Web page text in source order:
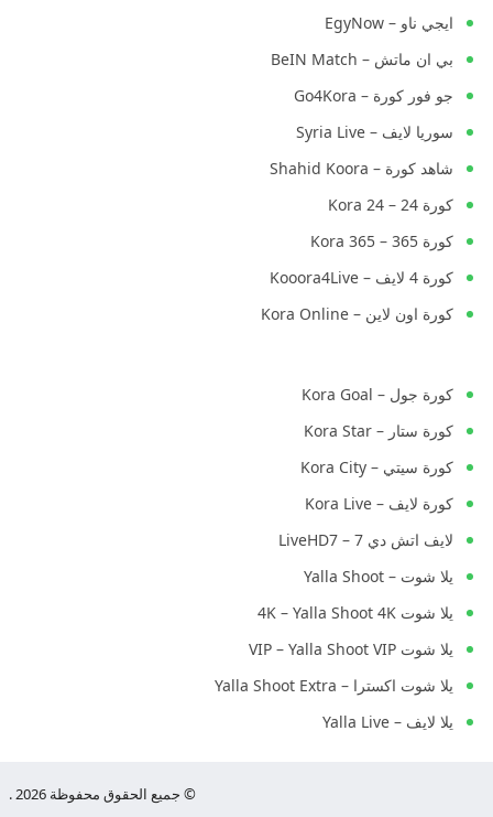
ايجي ناو – EgyNow
بي ان ماتش – BeIN Match
جو فور كورة – Go4Kora
سوريا لايف – Syria Live
شاهد كورة – Shahid Koora
كورة 24 – Kora 24
كورة 365 – Kora 365
كورة 4 لايف – Kooora4Live
كورة اون لاين – Kora Online
كورة جول – Kora Goal
كورة ستار – Kora Star
كورة سيتي – Kora City
كورة لايف – Kora Live
لايف اتش دي 7 – LiveHD7
يلا شوت – Yalla Shoot
يلا شوت 4K – Yalla Shoot 4K
يلا شوت VIP – Yalla Shoot VIP
يلا شوت اكسترا – Yalla Shoot Extra
يلا لايف – Yalla Live
© جميع الحقوق محفوظة 2026 .